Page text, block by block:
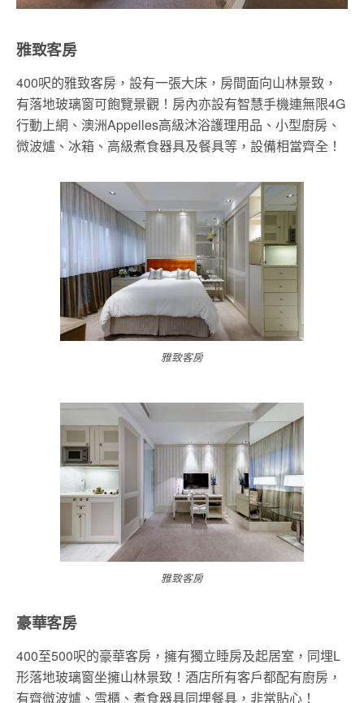
雅致客房
400呎的雅致客房，設有一張大床，房間面向山林景致，
有落地玻璃窗可飽覽景觀！房內亦設有智慧手機連無限4G
行動上網、澳洲Appelles高級沐浴護理用品、小型廚房、
微波爐、冰箱、高級煮食器具及餐具等，設備相當齊全！
雅致客房
雅致客房
豪華客房
400至500呎的豪華客房，擁有獨立睡房及起居室，同埋L
形落地玻璃窗坐擁山林景致！酒店所有客戶都配有廚房，
有齊微波爐、雪櫃、煮食器具同埋餐具，非常貼心！